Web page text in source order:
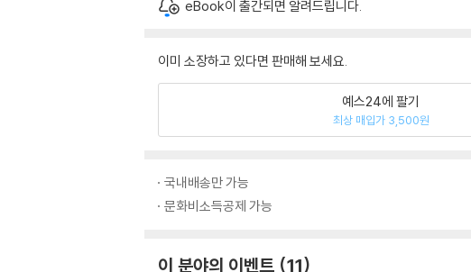
eBook이 출간되면 알려드립니다.
이미 소장하고 있다면 판매해 보세요.
예스24에 팔기
최상 매입가 3,500원
국내배송만 가능
문화비소득공제 가능
이 분야의 이벤트 11